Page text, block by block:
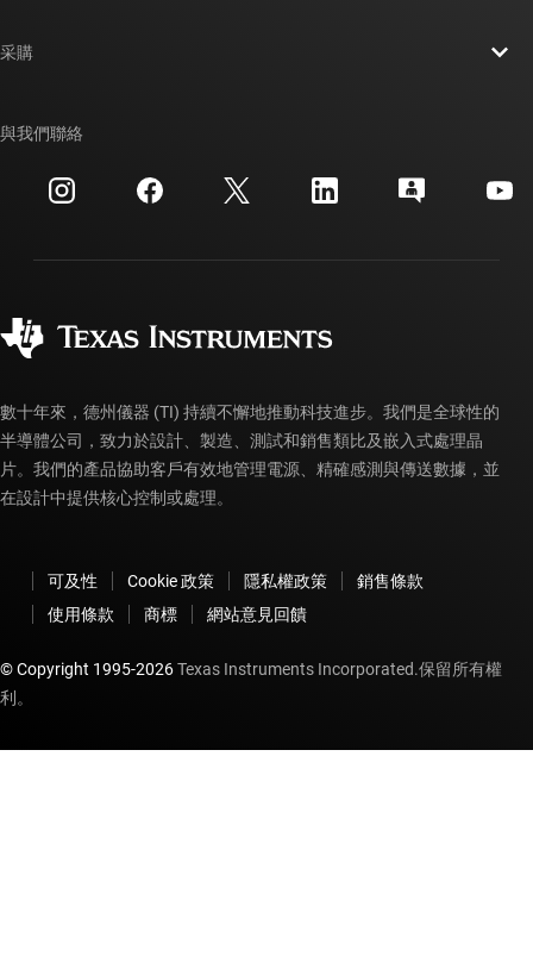
投資人關系
製造
交互參考搜索
客戶支援中心
myTI 帳戶常見問題解答
采購
訂購 FAQ
與我們聯絡
數十年來，德州儀器 (TI) 持續不懈地推動科技進步。我們是全球性的
半導體公司，致力於設計、製造、測試和銷售類比及嵌入式處理晶
片。我們的產品協助客戶有效地管理電源、精確感測與傳送數據，並
在設計中提供核心控制或處理。
可及性 Cookie 政策 隱私權政策
銷售條款
使用條款
商標 網站意見回饋
© Copyright 1995-2026Texas Instruments Incorporated.保留所有權
利。